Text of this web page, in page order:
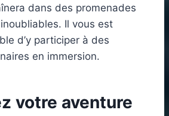
dans des promenades
Il vous est
d’y participer à des
en immersion.
votre aventure